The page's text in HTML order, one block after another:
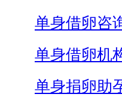
单身借卵咨
单身借卵机
单身捐卵助